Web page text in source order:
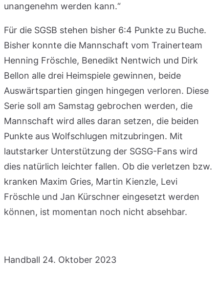
unangenehm werden kann.“
Für die SGSB stehen bisher 6:4 Punkte zu Buche.
Bisher konnte die Mannschaft vom Trainerteam
Henning Fröschle, Benedikt Nentwich und Dirk
Bellon alle drei Heimspiele gewinnen, beide
Auswärtspartien gingen hingegen verloren. Diese
Serie soll am Samstag gebrochen werden, die
Mannschaft wird alles daran setzen, die beiden
Punkte aus Wolfschlugen mitzubringen. Mit
lautstarker Unterstützung der SGSG-Fans wird
dies natürlich leichter fallen. Ob die verletzen bzw.
kranken Maxim Gries, Martin Kienzle, Levi
Fröschle und Jan Kürschner eingesetzt werden
können, ist momentan noch nicht absehbar.
Handball 24. Oktober 2023